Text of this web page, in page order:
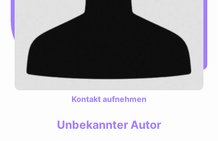
Kontakt aufnehmen
Unbekannter Autor